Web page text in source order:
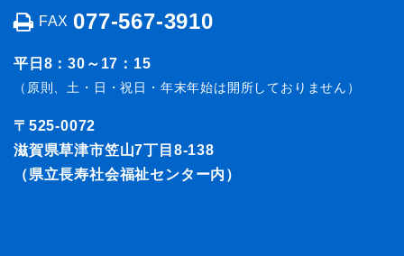
FAX 077-567-3910
平日8：30～17：15
（原則、土・日・祝日・年末年始は開所しておりません）
〒525-0072
滋賀県草津市笠山7丁目8-138
（県立長寿社会福祉センター内）